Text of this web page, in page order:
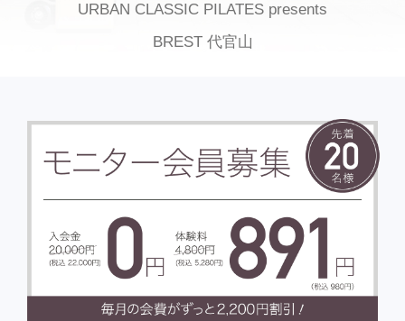
URBAN CLASSIC PILATES presents
BREST 代官山